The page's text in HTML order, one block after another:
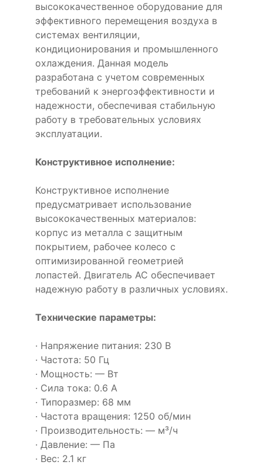
высококачественное оборудование для
эффективного перемещения воздуха в
системах вентиляции,
кондиционирования и промышленного
охлаждения. Данная модель
разработана с учетом современных
требований к энергоэффективности и
надежности, обеспечивая стабильную
работу в требовательных условиях
эксплуатации.
Конструктивное исполнение:
Конструктивное исполнение
предусматривает использование
высококачественных материалов:
корпус из металла с защитным
покрытием, рабочее колесо с
оптимизированной геометрией
лопастей. Двигатель AC обеспечивает
надежную работу в различных условиях.
Технические параметры:
· Напряжение питания: 230 В
· Частота: 50 Гц
· Мощность: — Вт
· Сила тока: 0.6 А
· Типоразмер: 68 мм
· Частота вращения: 1250 об/мин
· Производительность: — м³/ч
· Давление: — Па
· Вес: 2.1 кг